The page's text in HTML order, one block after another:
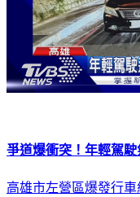
爭道爆衝突！年輕駕
高雄市左營區爆發行